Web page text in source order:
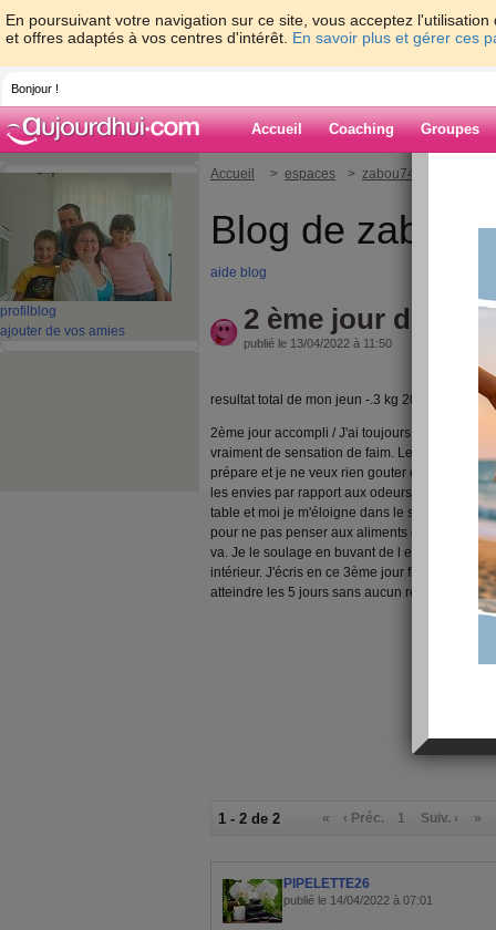
En poursuivant votre navigation sur ce site, vous acceptez
et offres adaptés à vos centres d'intérêt. En savoir plus et gérer ces
Bonjour !
Accueil Coaching Groupes
profil blog
ajouter de vos amies
Accueil > espaces > zabou74 > 2 ème
Blog de
aide blog
2 ème jour de
publié le 13/04/2022 à 11:50
resultat total de mon jeun -.3 kg 20
2ème jour accompli / J'ai toujours des envies
vraiment de sensation de faim. Les moments
prépare et je ne veux rien gouter et mettre
les envies par rapport aux odeurs. Je prépare
table et moi je m'éloigne dans le salon.
pour ne pas penser aux aliments qui me font
va. Je le soulage en buvant de l eau et
intérieur. J'écris en ce 3ème jour fin de
atteindre les 5 jours sans aucun repas.
1 - 2 de 2 « ‹ Préc. 1 Suiv. › »
PIPELETTE26
publié le 14/04/2022 à 07:01